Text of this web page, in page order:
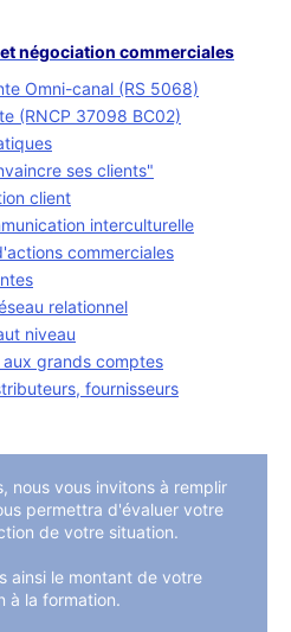
négociation commerciales
Omni-canal (RS 5068)
(RNCP 37098 BC02)
ses clients"
client
interculturelle
commerciales
relationnel
niveau
grands comptes
fournisseurs
nous vous invitons à remplir
permettra d'évaluer votre
de votre situation.
ainsi le montant de votre
à la formation.